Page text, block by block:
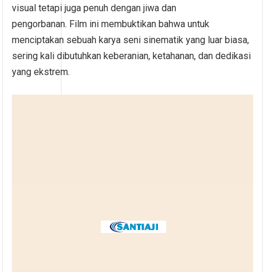
visual tetapi juga penuh dengan jiwa dan
pengorbanan. Film ini membuktikan bahwa untuk
menciptakan sebuah karya seni sinematik yang luar biasa,
sering kali dibutuhkan keberanian, ketahanan, dan dedikasi
yang ekstrem.